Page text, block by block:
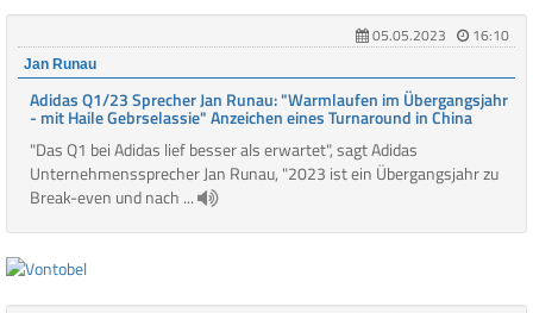
05.05.2023 16:10
Jan Runau
Adidas Q1/23 Sprecher Jan Runau: "Warmlaufen im Übergangsjahr
- mit Haile Gebrselassie" Anzeichen eines Turnaround in China
"Das Q1 bei Adidas lief besser als erwartet", sagt Adidas
Unternehmenssprecher Jan Runau, "2023 ist ein Übergangsjahr zu
Break-even und nach ...